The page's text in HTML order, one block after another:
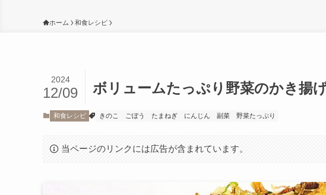
ホーム 和食レシピ
ボリュームたっぷり野菜のかき揚
2024
12/09
和食レシピ きのこ ごぼう たまねぎ にんじん 副菜 野菜たっぷり
当ページのリンクには広告が含まれています。